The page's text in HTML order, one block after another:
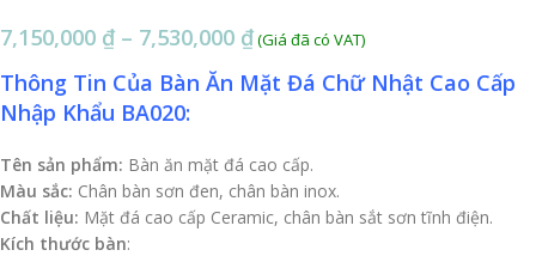
7,150,000 ₫ – 7,530,000 ₫
Thông Tin Của Bàn Ăn Mặt Đá Chữ Nhật Cao Cấp
Nhập Khẩu BA020:
Tên sản phẩm: Bàn ăn mặt đá cao cấp.
Màu sắc: Chân bàn sơn đen, chân bàn inox.
Chất liệu: Mặt đá cao cấp Ceramic, chân bàn sắt sơn tĩnh điện.
Kích thước bàn: